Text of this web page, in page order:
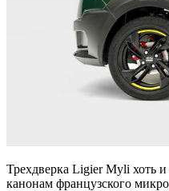
Трехдверка Ligier Myli хоть
канонам французского